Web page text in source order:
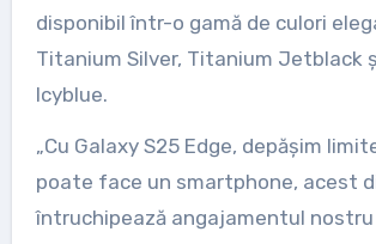
disponibil într-o gamă de culori
Titanium Silver, Titanium Jetblack
Icyblue.
„Cu Galaxy S25 Edge, depășim
poate face un smartphone, acest
întruchipează angajamentul